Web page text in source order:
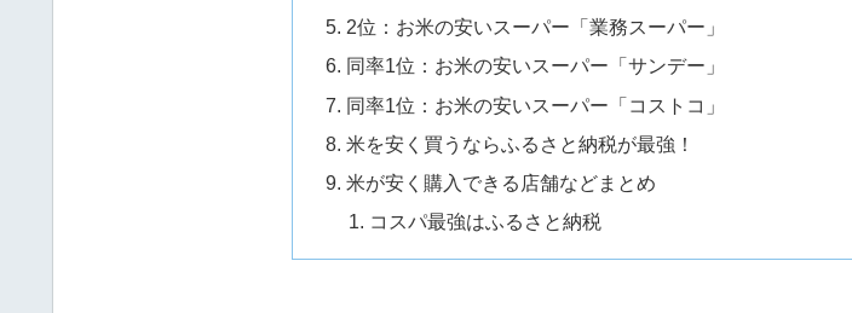
2位：お米の安いスーパー「業務スーパー」
同率1位：お米の安いスーパー「サンデー」
同率1位：お米の安いスーパー「コストコ」
米を安く買うならふるさと納税が最強！
米が安く購入できる店舗などまとめ
コスパ最強はふるさと納税